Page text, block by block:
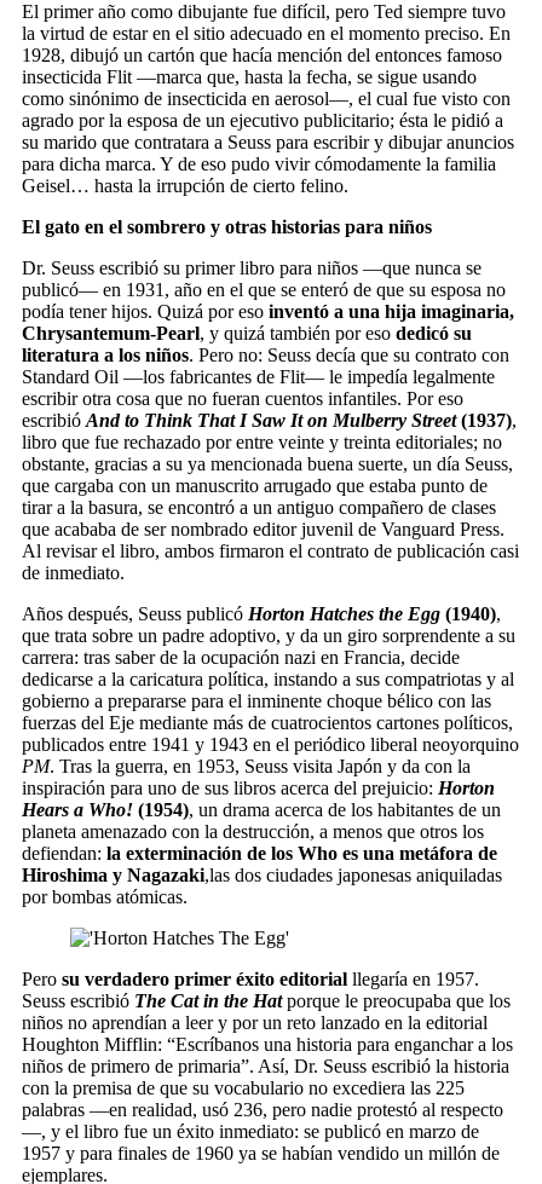
El primer año como dibujante fue difícil, pero Ted siempre tuvo
la virtud de estar en el sitio adecuado en el momento preciso. En
1928, dibujó un cartón que hacía mención del entonces famoso
insecticida Flit —marca que, hasta la fecha, se sigue usando
como sinónimo de insecticida en aerosol—, el cual fue visto con
agrado por la esposa de un ejecutivo publicitario; ésta le pidió a
su marido que contratara a Seuss para escribir y dibujar anuncios
para dicha marca. Y de eso pudo vivir cómodamente la familia
Geisel… hasta la irrupción de cierto felino.
El gato en el sombrero y otras historias para niños
Dr. Seuss escribió su primer libro para niños —que nunca se
publicó— en 1931, año en el que se enteró de que su esposa no
podía tener hijos. Quizá por eso inventó a una hija imaginaria,
Chrysantemum-Pearl, y quizá también por eso dedicó su
literatura a los niños. Pero no: Seuss decía que su contrato con
Standard Oil —los fabricantes de Flit— le impedía legalmente
escribir otra cosa que no fueran cuentos infantiles. Por eso
escribió And to Think That I Saw It on Mulberry Street(1937),
libro que fue rechazado por entre veinte y treinta editoriales; no
obstante, gracias a su ya mencionada buena suerte, un día Seuss,
que cargaba con un manuscrito arrugado que estaba punto de
tirar a la basura, se encontró a un antiguo compañero de clases
que acababa de ser nombrado editor juvenil de Vanguard Press.
Al revisar el libro, ambos firmaron el contrato de publicación casi
de inmediato.
Años después, Seuss publicó Horton Hatches the Egg (1940),
que trata sobre un padre adoptivo, y da un giro sorprendente a su
carrera: tras saber de la ocupación nazi en Francia, decide
dedicarse a la caricatura política, instando a sus compatriotas y al
gobierno a prepararse para el inminente choque bélico con las
fuerzas del Eje mediante más de cuatrocientos cartones políticos,
publicados entre 1941 y 1943 en el periódico liberal neoyorquino
PM. Tras la guerra, en 1953, Seuss visita Japón y da con la
inspiración para uno de sus libros acerca del prejuicio: Horton
Hears a Who! (1954), un drama acerca de los habitantes de un
planeta amenazado con la destrucción, a menos que otros los
defiendan: la exterminación de los Who es una metáfora de
Hiroshima y Nagazaki,las dos ciudades japonesas aniquiladas
por bombas atómicas.
Pero su verdadero primer éxito editorial llegaría en 1957.
Seuss escribió The Cat in the Hatporque le preocupaba que los
niños no aprendían a leer y por un reto lanzado en la editorial
Houghton Mifflin: “Escríbanos una historia para enganchar a los
niños de primero de primaria”. Así, Dr. Seuss escribió la historia
con la premisa de que su vocabulario no excediera las 225
palabras —en realidad, usó 236, pero nadie protestó al respecto
—, y el libro fue un éxito inmediato: se publicó en marzo de
1957 y para finales de 1960 ya se habían vendido un millón de
ejemplares.